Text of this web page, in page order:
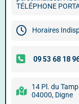
TÉLÉPHONE
Horaires
14 Pl. du
04000, Digne